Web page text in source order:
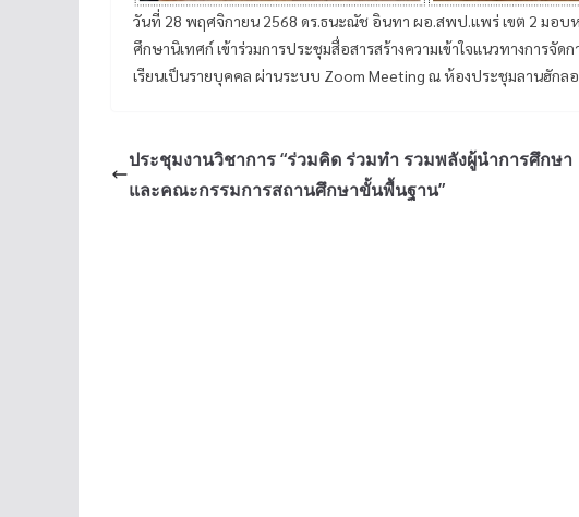
วันที่ 28 พฤศจิกายน 2568 ดร.ธนะณัช อินทา ผอ.สพป.แพร่ เขต 2 มอ
ศึกษานิเทศก์ เข้าร่วมการประชุมสื่อสารสร้างความเข้าใจแนวทางการ
เรียนเป็นรายบุคคล ผ่านระบบ Zoom Meeting ณ ห้องประชุมลานฮักล
ประชุมงานวิชาการ “ร่วมคิด ร่วมทำ รวมพลังผู้นำการศึกษา
และคณะกรรมการสถานศึกษาขั้นพื้นฐาน”